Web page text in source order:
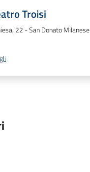
Troisi
22 - San Donato Milanese